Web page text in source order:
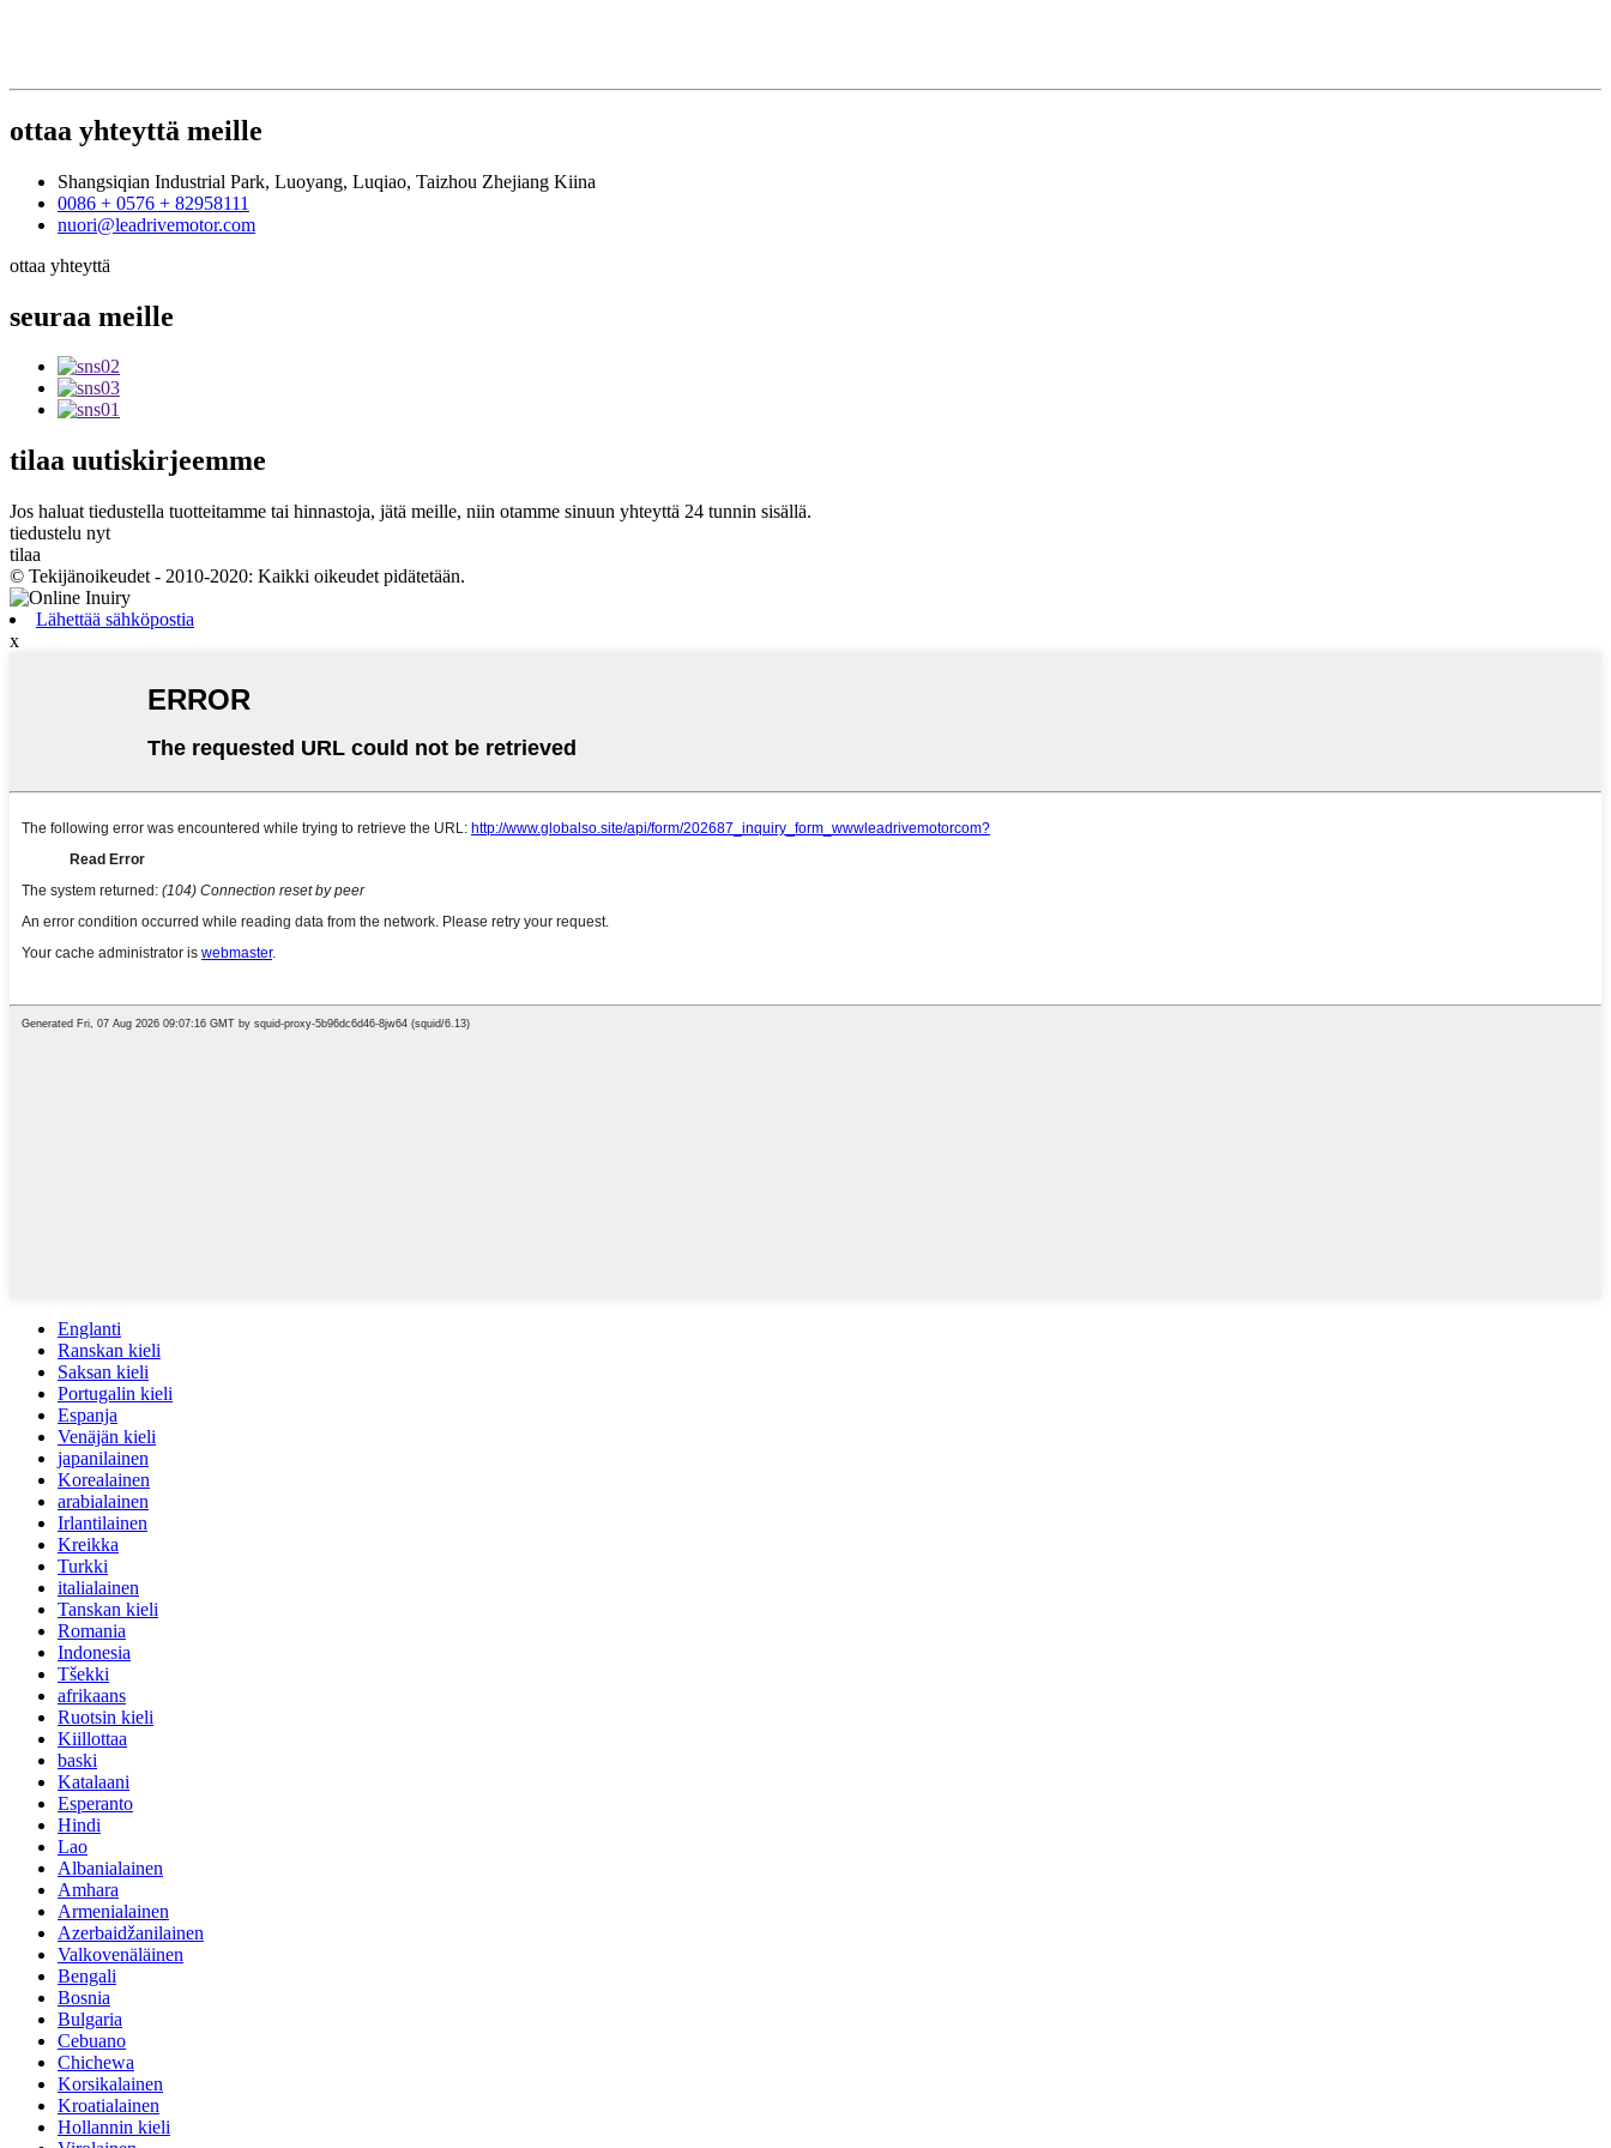
ottaa yhteyttä meille
Shangsiqian Industrial Park, Luoyang, Luqiao, Taizhou Zhejiang Kiina
0086 + 0576 + 82958111
nuori@leadrivemotor.com
ottaa yhteyttä
seuraa meille
tilaa uutiskirjeemme
Jos haluat tiedustella tuotteitamme tai hinnastoja, jätä meille, niin otamme sinuun yhteyttä 24 tunnin sisällä.
tiedustelu nyt
tilaa
© Tekijänoikeudet - 2010-2020: Kaikki oikeudet pidätetään.
Lähettää sähköpostia
x
Englanti
Ranskan kieli
Saksan kieli
Portugalin kieli
Espanja
Venäjän kieli
japanilainen
Korealainen
arabialainen
Irlantilainen
Kreikka
Turkki
italialainen
Tanskan kieli
Romania
Indonesia
Tšekki
afrikaans
Ruotsin kieli
Kiillottaa
baski
Katalaani
Esperanto
Hindi
Lao
Albanialainen
Amhara
Armenialainen
Azerbaidžanilainen
Valkovenäläinen
Bengali
Bosnia
Bulgaria
Cebuano
Chichewa
Korsikalainen
Kroatialainen
Hollannin kieli